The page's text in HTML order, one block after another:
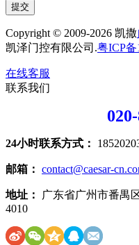
提交
Copyright © 2009-2026 凯撒
凯泽门控有限公司.粤ICP备
在线客服
联系我们
24小时联系方式：
邮箱： contact@caesar-
地址：
广东省广州市番禺
4010